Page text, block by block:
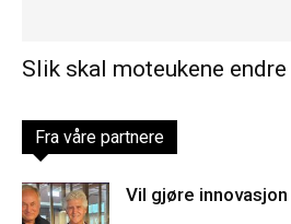
Slik skal moteukene
Fra våre partnere
Vil gjøre